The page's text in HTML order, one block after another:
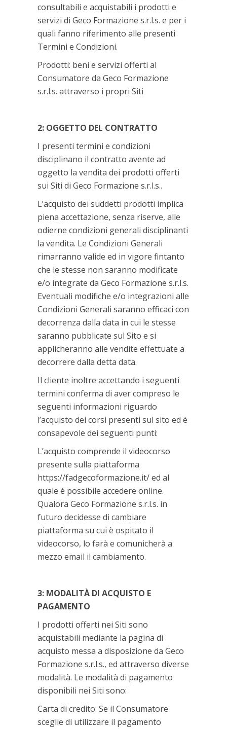
consultabili e acquistabili i prodotti e
servizi di Geco Formazione s.r.l.s. e per i
quali fanno riferimento alle presenti
Termini e Condizioni.
Prodotti: beni e servizi offerti al
Consumatore da Geco Formazione
s.r.l.s. attraverso i propri Siti
2: OGGETTO DEL CONTRATTO
I presenti termini e condizioni
disciplinano il contratto avente ad
oggetto la vendita dei prodotti offerti
sui Siti di Geco Formazione s.r.l.s..
L’acquisto dei suddetti prodotti implica
piena accettazione, senza riserve, alle
odierne condizioni generali disciplinanti
la vendita. Le Condizioni Generali
rimarranno valide ed in vigore fintanto
che le stesse non saranno modificate
e/o integrate da Geco Formazione s.r.l.s.
Eventuali modifiche e/o integrazioni alle
Condizioni Generali saranno efficaci con
decorrenza dalla data in cui le stesse
saranno pubblicate sul Sito e si
applicheranno alle vendite effettuate a
decorrere dalla detta data.
Il cliente inoltre accettando i seguenti
termini conferma di aver compreso le
seguenti informazioni riguardo
l’acquisto dei corsi presenti sul sito ed è
consapevole dei seguenti punti:
L’acquisto comprende il videocorso
presente sulla piattaforma
https://fadgecoformazione.it/ ed al
quale è possibile accedere online.
Qualora Geco Formazione s.r.l.s. in
futuro decidesse di cambiare
piattaforma su cui è ospitato il
videocorso, lo farà e comunicherà a
mezzo email il cambiamento.
3: MODALITÀ DI ACQUISTO E
PAGAMENTO
I prodotti offerti nei Siti sono
acquistabili mediante la pagina di
acquisto messa a disposizione da Geco
Formazione s.r.l.s., ed attraverso diverse
modalità. Le modalità di pagamento
disponibili nei Siti sono:
Carta di credito: Se il Consumatore
sceglie di utilizzare il pagamento